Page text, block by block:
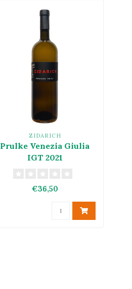
ZIDARICH
Prulke Venezia Giulia
IGT 2021
€36,50